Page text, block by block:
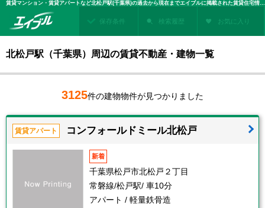
賃貸マンション・賃貸アパートなど北松戸駅(千葉県)の過去から現在までエイブルに掲載された賃貸住宅情報・建物情報を検索！不動産賃貸を探すなら、お部屋探しのエイブル
保存条件 検索履歴 お気に入り
北松戸駅（千葉県）周辺の賃貸不動産・建物一覧
3125件の建物物件が見つかりました
賃貸アパート コンフォールドミール北松戸
新着
千葉県松戸市北松戸２丁目
常磐線/松戸駅/ 車10分
アパート / 軽量鉄骨造